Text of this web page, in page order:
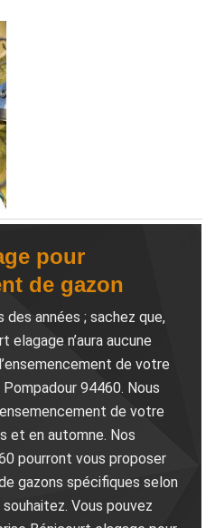
pour
de gazon
années ; sachez que,
n’aura aucune
de votre
94460. Nous
de votre
et en automne. Nos
pourront vous proposer
gazons spécifiques selon
Vous pouvez